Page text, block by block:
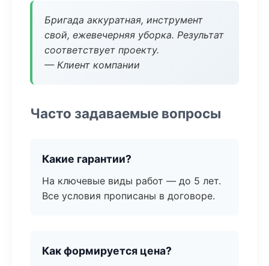
Бригада аккуратная, инструмент
свой, ежевечерняя уборка. Результат
соответствует проекту.
— Клиент компании
Часто задаваемые вопросы
Какие гарантии?
На ключевые виды работ — до 5 лет.
Все условия прописаны в договоре.
Как формируется цена?